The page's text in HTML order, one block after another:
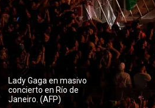
Lady Gaga en masivo
concierto en Río de
Janeiro. (AFP)